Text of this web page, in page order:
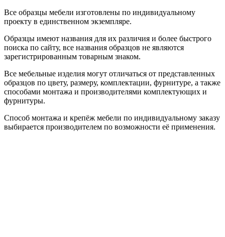
Все образцы мебели изготовлены по индивидуальному
проекту в единственном экземпляре.
Образцы имеют названия для их различия и более быстрого
поиска по сайту, все названия образцов не являются
зарегистрированным товарным знаком.
Все мебельные изделия могут отличаться от представленных
образцов по цвету, размеру, комплектации, фурнитуре, а также
способами монтажа и производителями комплектующих и
фурнитуры.
Способ монтажа и крепёж мебели по индивидуальному заказу
выбирается производителем по возможности её применения.